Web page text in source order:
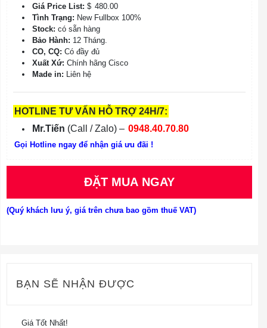
Giá Price List: $ 480.00
Tình Trạng: New Fullbox 100%
Stock: có sẵn hàng
Bảo Hành: 12 Tháng.
CO, CQ: Có đầy đủ
Xuất Xứ: Chính hãng Cisco
Made in: Liên hệ
HOTLINE TƯ VẤN HỖ TRỢ 24H/7:
Mr.Tiến (Call / Zalo) – 0948.40.70.80
Gọi Hotline ngay để nhận giá ưu đãi !
ĐẶT MUA NGAY
(Quý khách lưu ý, giá trên chưa bao gồm thuế VAT)
BẠN SẼ NHẬN ĐƯỢC
Giá Tốt Nhất!